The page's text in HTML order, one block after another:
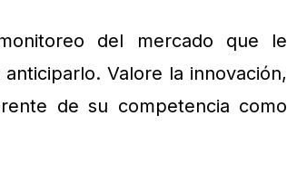
del mercado que le
Valore la innovación,
de su competencia como